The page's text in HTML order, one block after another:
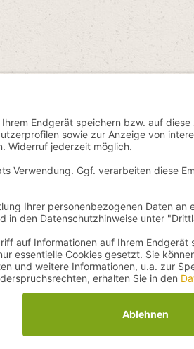
und ggf.